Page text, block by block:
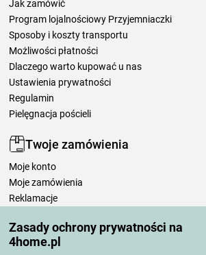
Zasady ochrony prywatności na
4home.pl
Jak zamówić
Program lojalnościowy Przyjemniaczki
Sposoby i koszty transportu
Możliwości płatności
Dlaczego warto kupować u nas
Ustawienia prywatności
Regulamin
Pielęgnacja pościeli
Twoje zamówienia
Moje konto
Moje zamówienia
Reklamacje
Zasady przetwarzania recenzji